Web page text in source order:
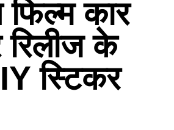
फिल्म कार
रिलीज के
स्टिकर